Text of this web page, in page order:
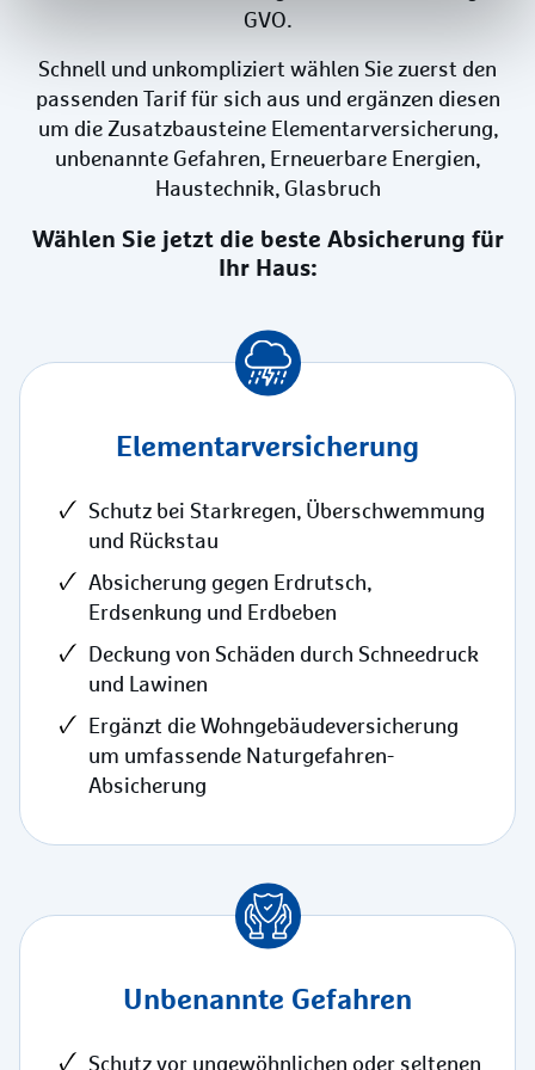
GVO.
Schnell und unkompliziert wählen Sie zuerst den
passenden Tarif für sich aus und ergänzen diesen
um die Zusatzbausteine Elementarversicherung,
unbenannte Gefahren, Erneuerbare Energien,
Haustechnik, Glasbruch
Wählen Sie jetzt die beste Absicherung für
Ihr Haus:
Elementar­versicherung
Schutz bei Starkregen, Überschwemmung
und Rückstau
Absicherung gegen Erdrutsch,
Erdsenkung und Erdbeben
Deckung von Schäden durch Schneedruck
und Lawinen
Ergänzt die Wohngebäudeversicherung
um umfassende Naturgefahren-
Absicherung
Unbenannte Gefahren
Schutz vor ungewöhnlichen oder seltenen